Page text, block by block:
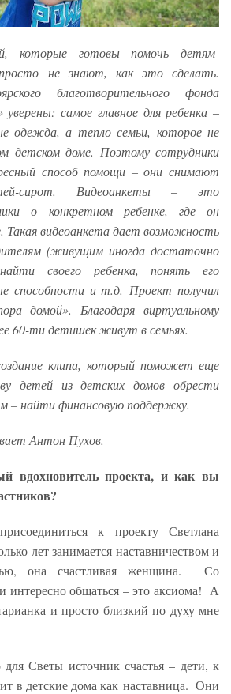
которые готовы помочь детям-
не знают, как это сделать.
благотворительного фонда
самое главное для ребенка –
одежда, а тепло семьи, которое не
детском доме. Поэтому сотрудники
способ помощи – они снимают
сирот. Видеоанкеты – это
о конкретном ребенке, где он
Такая видеоанкета дает возможность
(живущим иногда достаточно
своего ребенка, понять его
способности и т.д. Проект получил
домой». Благодаря виртуальному
60-ти детишек живут в семьях.
клипа, который поможет еще
детей из детских домов обрести
– найти финансовую поддержку.
Антон Пухов.
вдохновитель проекта, и как вы
к проекту Светлана
лет занимается наставничеством и
она счастливая женщина. Со
интересно общаться – это аксиома! А
и просто близкий по духу мне
Светы источник счастья – дети, к
в детские дома как наставница. Они